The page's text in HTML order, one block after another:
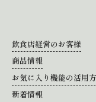
飲食店経営のお客様
商品情報
お気に入り機能の活用
新着情報